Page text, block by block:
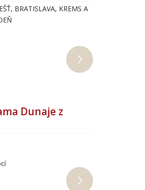
BRATISLAVA, KREMS A
Dunaje z